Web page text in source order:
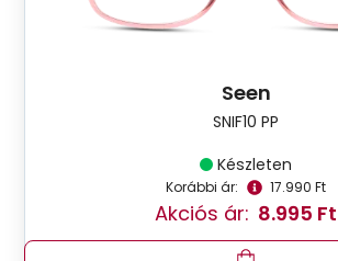
Seen
SNIF10 PP
Készleten
Korábbi ár: 17.990 Ft
Akciós ár: 8.995 Ft